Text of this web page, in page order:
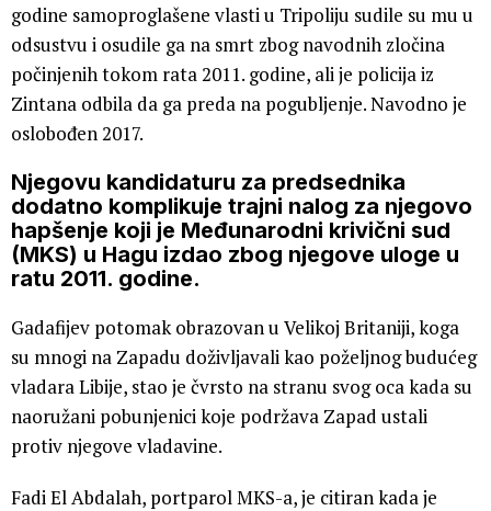
godine samoproglašene vlasti u Tripoliju sudile su mu u
odsustvu i osudile ga na smrt zbog navodnih zločina
počinjenih tokom rata 2011. godine, ali je policija iz
Zintana odbila da ga preda na pogubljenje. Navodno je
oslobođen 2017.
Njegovu kandidaturu za predsednika
dodatno komplikuje trajni nalog za njegovo
hapšenje koji je Međunarodni krivični sud
(MKS) u Hagu izdao zbog njegove uloge u
ratu 2011. godine.
Gadafijev potomak obrazovan u Velikoj Britaniji, koga
su mnogi na Zapadu doživljavali kao poželjnog budućeg
vladara Libije, stao je čvrsto na stranu svog oca kada su
naoružani pobunjenici koje podržava Zapad ustali
protiv njegove vladavine.
Fadi El Abdalah, portparol MKS-a, je citiran kada je